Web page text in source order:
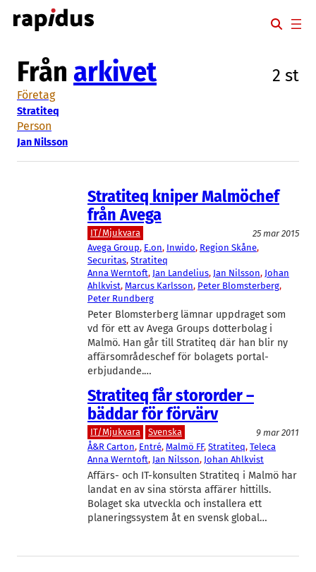
Hoppa
till
Från arkivet 2 st
Företag
Stratiteq
Person
Jan Nilsson
Stratiteq kniper Malmöchef
från Avega
IT/Mjukvara
25 mar 2015
Avega Group, E.on, Inwido, Region Skåne
Securitas, Stratiteq
Anna Werntoft, Jan Landelius, Jan Nilsson, Johan
Ahlkvist, Marcus Karlsson, Peter Blomsterberg
Peter Rundberg
Peter Blomsterberg lämnar uppdraget som
vd för ett av Avega Groups dotterbolag i
Malmö. Han går till Stratiteq där han blir ny
affärsområdeschef för bolagets portal-
erbjudande.…
Stratiteq får stororder –
bäddar för förvärv
IT/Mjukvara Svenska
9 mar 2011
Å&R Carton, Entré, Malmö FF, Stratiteq, Teleca
Anna Werntoft, Jan Nilsson, Johan Ahlkvist
Affärs- och IT-konsulten Stratiteq i Malmö har
landat en av sina största affärer hittills.
Bolaget ska utveckla och installera ett
planeringssystem åt en svensk global…